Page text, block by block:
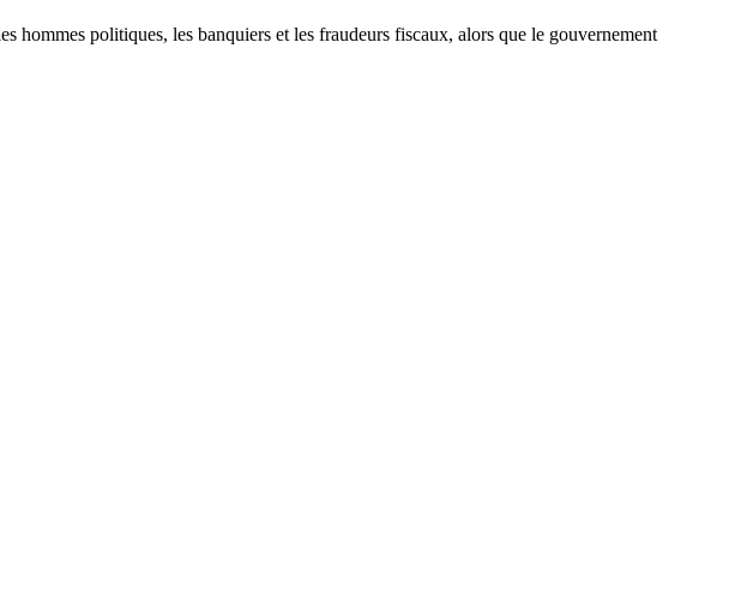
hommes politiques, les banquiers et les fraudeurs fiscaux, alors que le gouvernement